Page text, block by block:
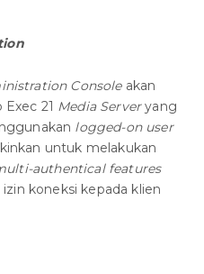
Consoleakan
21 Media Serveryang
logged-on user
untuk melakukan
authentical features
koneksi kepada klien